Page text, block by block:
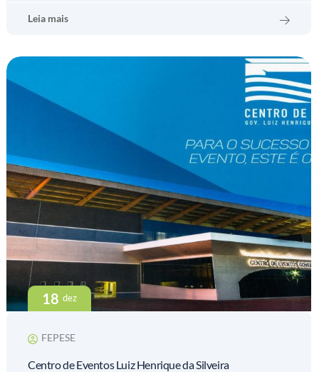
Leia mais
18 dez
FEPESE
Centro de Eventos Luiz Henrique da Silveira